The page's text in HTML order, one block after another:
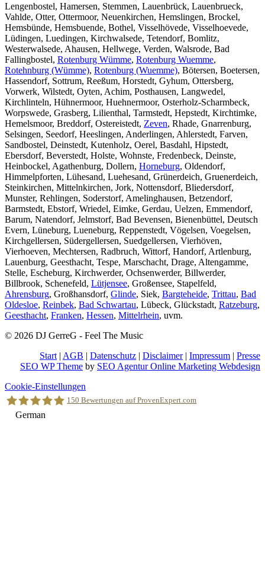
Lengenbostel, Hamersen, Stemmen, Lauenbrück, Lauenbrueck,
Vahlde, Otter, Ottermoor, Neuenkirchen, Hemslingen, Brockel,
Hemsbünde, Hemsbuende, Bothel, Visselhövede, Visselhoevede,
Lüdingen, Luedingen, Kirchwalsede, Tetendorf, Bomlitz,
Westerwalsede, Ahausen, Hellwege, Verden, Walsrode, Bad
Fallingbostel, Rotenburg Wümme, Rotenburg Wuemme,
Rotehnburg (Wümme), Rotenburg (Wuemme), Bötersen, Boetersen,
Hassendorf, Sottrum, Reeßum, Horstedt, Gyhum, Ottersberg,
Vorwerk, Wilstedt, Oyten, Achim, Posthausen, Langwedel,
Kirchlinteln, Hühnermoor, Huehnermoor, Osterholz-Scharmbeck,
Worpswede, Grasberg, Lilienthal, Tarmstedt, Hepstedt, Kirchtimke,
Hemelsmoor, Breddorf, Ostereistedt, Zeven, Rhade, Gnarrenburg,
Selsingen, Seedorf, Heeslingen, Anderlingen, Ahlerstedt, Farven,
Sandbostel, Deinstedt, Kutenholz, Oerel, Basdahl, Hipstedt,
Ebersdorf, Beverstedt, Holste, Wohnste, Fredenbeck, Deinste,
Heinbockel, Agathenburg, Dollern, Horneburg, Oldendorf,
Himmelpforten, Lühesand, Luehesand, Grünerdeich, Gruenerdeich,
Steinkirchen, Mittelnkirchen, Jork, Nottensdorf, Bliedersdorf,
Munster, Rehlingen, Soderstorf, Amelinghausen, Betzendorf,
Barmstedt, Ebstorf, Wriedel, Eimke, Gerdau, Uelzen, Emmendorf,
Barum, Natendorf, Jelmstorf, Bad Bevensen, Bienenbüttel, Deutsch
Evern, Lüneburg, Lueneburg, Reppenstedt, Vögelsen, Voegelsen,
Kirchgellersen, Südergellersen, Suedgellersen, Vierhöven,
Vierhoeven, Mechtersen, Radbruch, Wittorf, Handorf, Artlenburg,
Lauenburg, Geesthacht, Tespe, Marschacht, Drage, Altengamme,
Stelle, Escheburg, Kirchwerder, Ochsenwerder, Billwerder,
Billbrook, Schenefeld, Lütjensee, Großensee, Stapelfeld,
Ahrensburg, Großhansdorf, Glinde, Siek, Bargteheide, Trittau, Bad
Oldesloe, Reinbek, Bad Schwartau, Lübeck, Glückstadt, Ratzeburg,
Geesthacht, Franken, Hessen, Mittelrhein, uvm.
© 2026 DJ GerreG - Feel The Music
Start | AGB | Datenschutz | Disclaimer| Impressum | Presse
SEO WP Theme by SEO Agentur Online Marketing Webdesign
Nach
oben
scrollen
Cookie-Einstellungen
150 Bewertungen auf ProvenExpert.com
German